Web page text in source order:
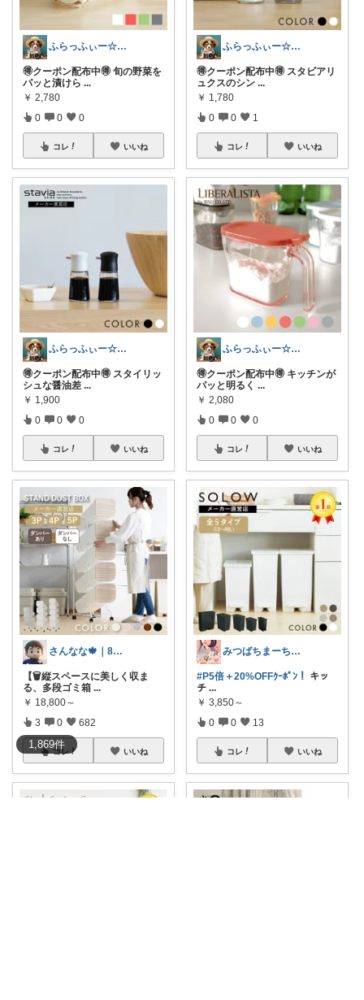
1,869件
ふらっふぃー☆ナチュラルな暮らし☆
🉐クーポン配布中🉐 旬の野菜を
パッと漬けら ...
￥ 2,780
0 0 0
コレ いいね
ふらっふぃー☆ナチュラルな暮らし☆
🉐クーポン配布中🉐 スタイリッ
シュな醤油差 ...
￥ 1,900
0 0 0
コレ いいね
さんなな🍁｜8月朝コレチャレンジ🌞
【🗑️縦スペースに美しく収ま
る、多段ゴミ箱 ...
￥ 18,800～
3 0 682
コレ いいね
ふらっふぃー☆ナチュラルな暮らし☆
🉐クーポン配布中🉐 スタビアリ
ュクスのシン ...
￥ 1,780
0 0 1
コレ いいね
ふらっふぃー☆ナチュラルな暮らし☆
🉐クーポン配布中🉐 キッチンが
パッと明るく ...
￥ 2,080
0 0 0
コレ いいね
みつばちまーちᵀᴴᴬᴺᴷ ᵞᴼᵁ ◡̈*
#P5倍＋20%OFFｸｰﾎﾟﾝ！ キッ
チ ...
￥ 3,850～
0 0 13
コレ いいね